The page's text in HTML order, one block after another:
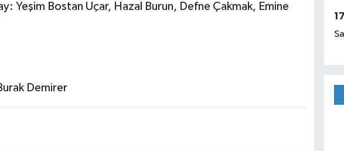
Yeşim Bostan Uçar, Hazal Burun, Defne Çakmak, Emine
Demirer